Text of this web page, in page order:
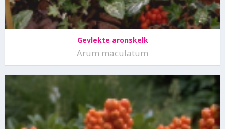
Gevlekte aronskelk
Arum maculatum